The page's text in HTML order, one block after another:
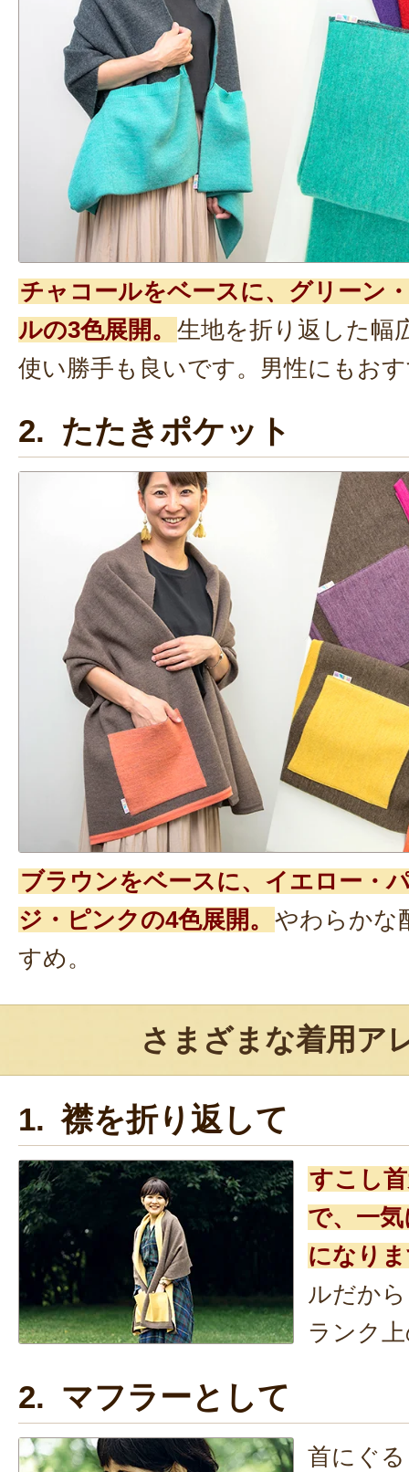
チャコールをベースに、グリーン
ルの3色展開。 生地を折り返した幅
使い勝手も良いです。男性にもお
2. たたきポケット
ブラウンをベースに、イエロー・
ジ・ピンクの4色展開。 やわらかな
すめ。
さまざまな着用ア
1. 襟を折り返して
すこし
で、一
になり
ルだか
ランク
2. マフラーとして
首にぐ